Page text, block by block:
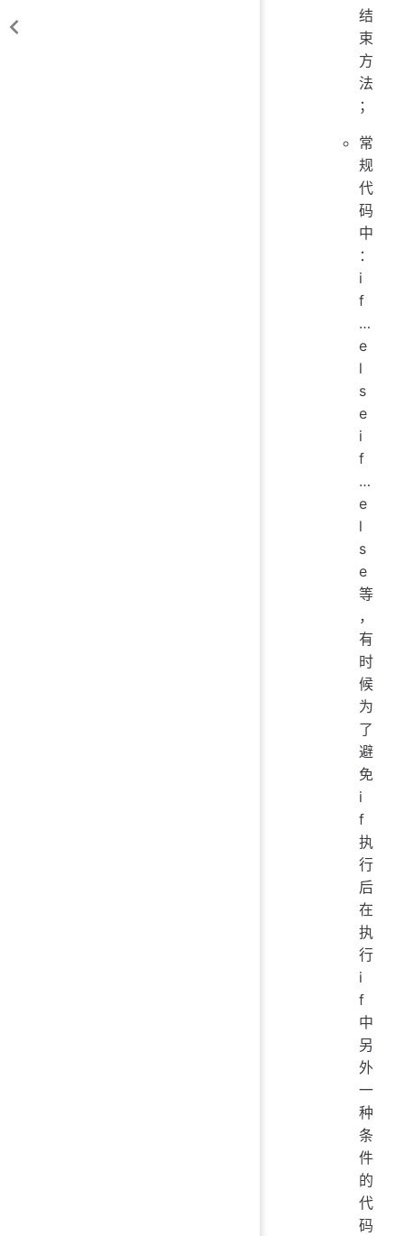
结
束
方
法
；
常
规
代
码
中
：
i
f
…
e
l
s
e
i
f
…
e
l
s
e
等
，
有
时
候
为
了
避
免
i
f
执
行
后
在
执
行
i
f
中
另
外
一
种
条
件
的
代
码